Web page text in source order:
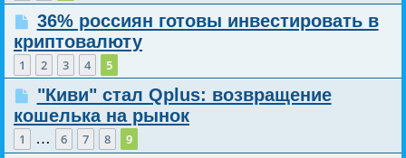
36% россиян готовы инвестировать в
криптовалюту
1 2 3 4 5
"Киви" стал Qplus: возвращение
кошелька на рынок
1 … 6 7 8 9